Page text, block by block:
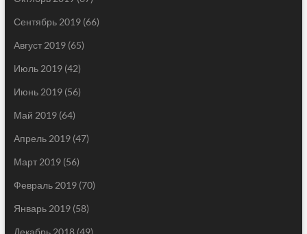
Сентябрь 2019(66)
Август 2019(65)
Июль 2019(42)
Июнь 2019(56)
Май 2019(64)
Апрель 2019(47)
Март 2019(56)
Февраль 2019(70)
Январь 2019(58)